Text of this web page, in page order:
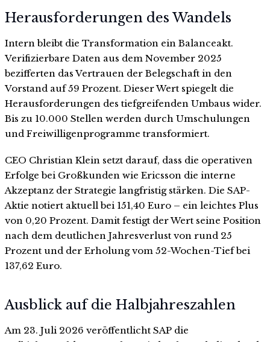
Herausforderungen des Wandels
Intern bleibt die Transformation ein Balanceakt.
Verifizierbare Daten aus dem November 2025
bezifferten das Vertrauen der Belegschaft in den
Vorstand auf 59 Prozent. Dieser Wert spiegelt die
Herausforderungen des tiefgreifenden Umbaus wider.
Bis zu 10.000 Stellen werden durch Umschulungen
und Freiwilligenprogramme transformiert.
CEO Christian Klein setzt darauf, dass die operativen
Erfolge bei Großkunden wie Ericsson die interne
Akzeptanz der Strategie langfristig stärken. Die SAP-
Aktie notiert aktuell bei 151,40 Euro – ein leichtes Plus
von 0,20 Prozent. Damit festigt der Wert seine Position
nach dem deutlichen Jahresverlust von rund 25
Prozent und der Erholung vom 52-Wochen-Tief bei
137,62 Euro.
Ausblick auf die Halbjahreszahlen
Am 23. Juli 2026 veröffentlicht SAP die